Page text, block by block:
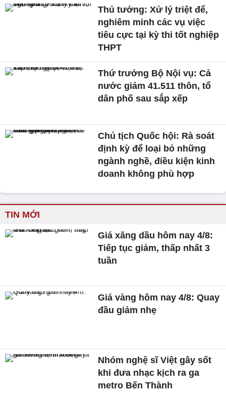
Thủ tướng: Xử lý triệt để,
nghiêm minh các vụ việc
tiêu cực tại kỳ thi tốt nghiệp
THPT
Thứ trưởng Bộ Nội vụ: Cả
nước giảm 41.511 thôn, tổ
dân phố sau sắp xếp
Chủ tịch Quốc hội: Rà soát
định kỳ để loại bỏ những
ngành nghề, điều kiện kinh
doanh không phù hợp
TIN MỚI
Giá xăng dầu hôm nay 4/8:
Tiếp tục giảm, thấp nhất 3
tuần
Giá vàng hôm nay 4/8: Quay
đầu giảm nhẹ
Nhóm nghệ sĩ Việt gây sốt
khi đưa nhạc kịch ra ga
metro Bến Thành